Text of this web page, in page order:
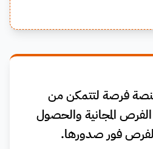
فرصة لتتمكن من
المجانية والحصول
فور صدورها.